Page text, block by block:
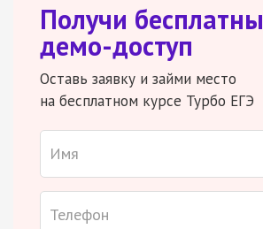
Получи
демо-доступ
Оставь заявку и займи место
на бесплатном курсе Турбо ЕГЭ